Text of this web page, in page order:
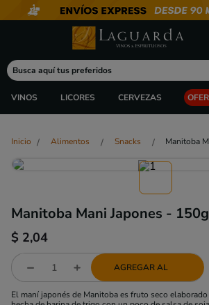
Busca aquí tus preferidos
VINOS LICORES CERVEZAS
Alimentos Snacks
Manitoba Mani Japones - 150g
$ 2,04
AGREGAR AL
El maní japonés de Manitoba es fruto seco